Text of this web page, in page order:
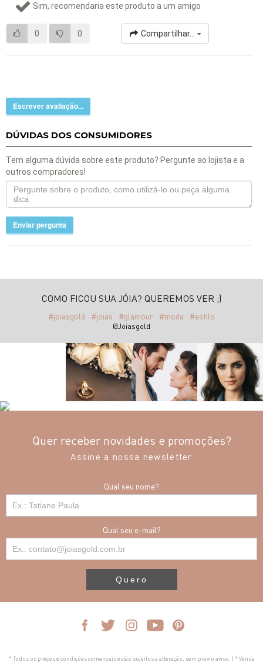
Sim, recomendaria este produto a um amigo
0 0 Compartilhar...
Escrever avaliação...
DÚVIDAS DOS CONSUMIDORES
Tem alguma dúvida sobre este produto? Pergunte ao lojista e a
outros compradores!
Enviar pergunta
COMO FICOU SUA JÓIA? QUEREMOS VER ;)
#joiasgold #joias #glamour #moda #estilo
@Joiasgold
Quer receber novidades e promoções?
Assine a nossa newsletter
Qual seu nome?
Qual seu e-mail?
Quero
* Todos os preços e condições comerciais estão sujeitos a alteração, sem prévio aviso. | * Venda